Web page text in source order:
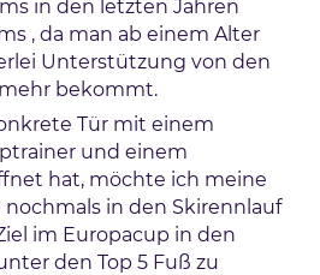
in den letzten Jahren
, da man ab einem Alter
Unterstützung von den
bekommt.
Tür mit einem
und einem
hat, möchte ich meine
in den Skirennlauf
im Europacup in den
den Top 5 Fuß zu